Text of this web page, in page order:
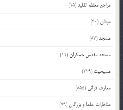
مراجع معظم تقلید(15)
مردان(40)
مسجد(87)
مسجد مقدس جمکران(19)
مسیحیت (229)
معارف قرآنی (855)
مناظرات علما و بزرگان(79)